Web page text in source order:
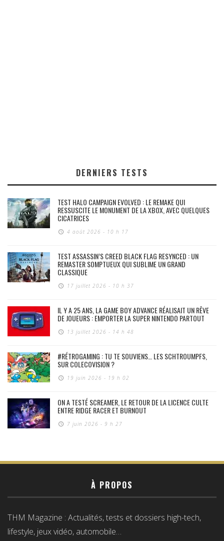
DERNIERS TESTS
TEST HALO CAMPAIGN EVOLVED : LE REMAKE QUI
RESSUSCITE LE MONUMENT DE LA XBOX, AVEC QUELQUES
CICATRICES
4 août 2026 - 10 h 17
TEST ASSASSIN’S CREED BLACK FLAG RESYNCED : UN
REMASTER SOMPTUEUX QUI SUBLIME UN GRAND
CLASSIQUE
17 juillet 2026 - 10 h 37
IL Y A 25 ANS, LA GAME BOY ADVANCE RÉALISAIT UN RÊVE
DE JOUEURS : EMPORTER LA SUPER NINTENDO PARTOUT
13 juillet 2026 - 14 h 48
#RÉTROGAMING : TU TE SOUVIENS… LES SCHTROUMPFS,
SUR COLECOVISION ?
19 juin 2026 - 19 h 02
ON A TESTÉ SCREAMER, LE RETOUR DE LA LICENCE CULTE
ENTRE RIDGE RACER ET BURNOUT
7 juin 2026 - 9 h 27
À PROPOS
THM Magazine : Actualités, tests et dossiers high-tech,
lifestyle, jeux vidéo, automobile…